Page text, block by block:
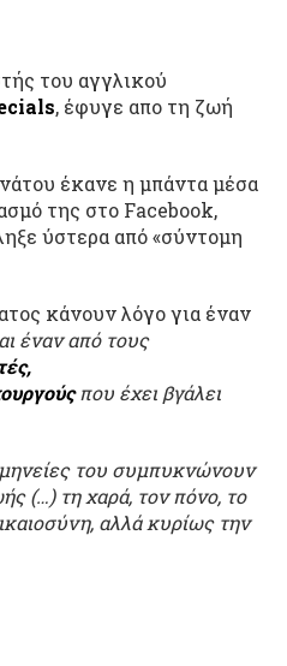
του αγγλικού
, έφυγε απο τη ζωή
έκανε η μπάντα μέσα
της στο Facebook,
ύστερα από «σύντομη
κάνουν λόγο για έναν
έναν από τους
που έχει βγάλει
του συμπυκνώνουν
(…) τη χαρά, τον πόνο, το
αλλά κυρίως την